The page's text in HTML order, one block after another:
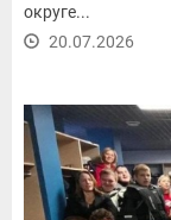
округе...
20.07.2026